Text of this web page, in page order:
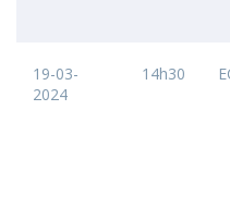
19-03-
2024
14h30